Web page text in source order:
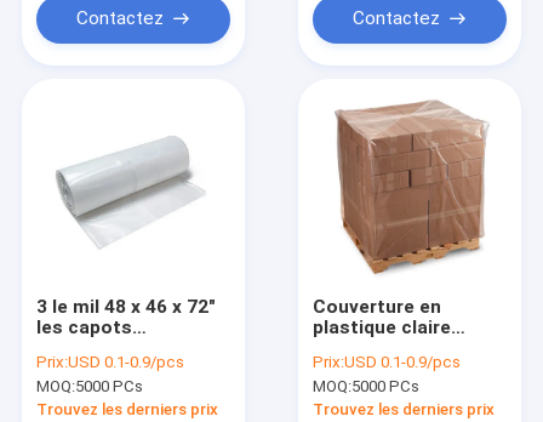
Contactez Contactez
3 le mil 48 x 46 x 72"
les capots
couverture de
palette
imperméabilisent le
Prix:USD 0.1-0.9/pcs
MOQ:5000 PCs
Trouvez les derniers prix
Couverture en
plastique claire
palette de LDPE 1 - 4
Mil Thickness
Custom Size
Prix:USD 0.1-0.9/pcs
MOQ:5000 PCs
Trouvez les derniers prix